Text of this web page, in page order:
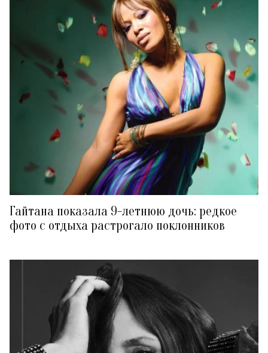
Гайтана показала 9-летнюю дочь: редкое
фото с отдыха растрогало поклонников